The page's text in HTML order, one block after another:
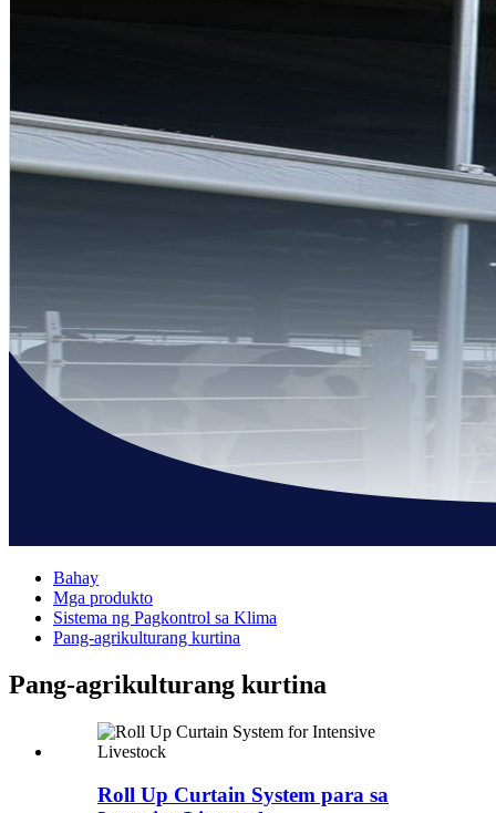
Bahay
Mga produkto
Sistema ng Pagkontrol sa Klima
Pang-agrikulturang kurtina
Pang-agrikulturang kurtina
Roll Up Curtain System para sa